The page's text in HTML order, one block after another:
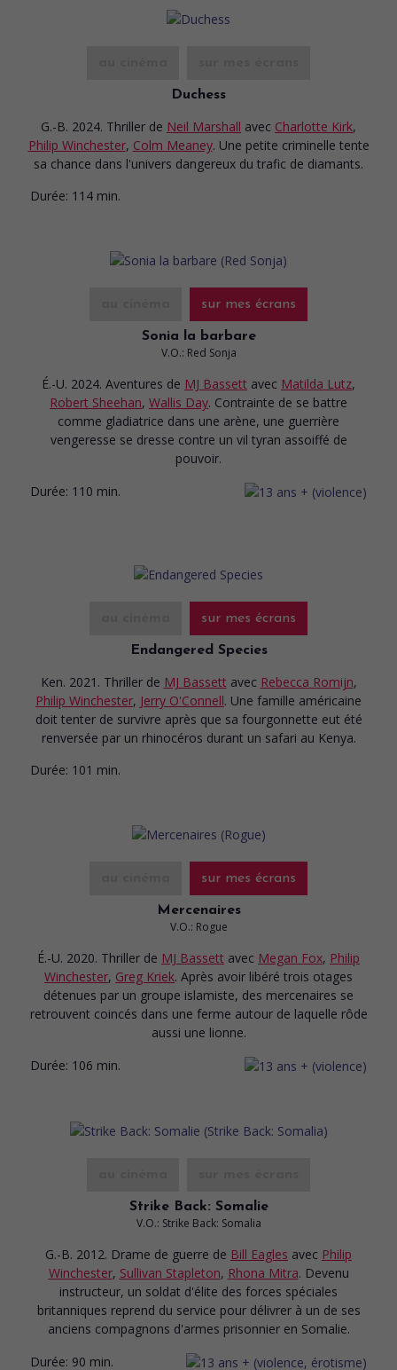
Duchess
G.-B. 2024. Thriller de Neil Marshall avec Charlotte Kirk,
Philip Winchester, Colm Meaney. Une petite criminelle tente
sa chance dans l'univers dangereux du trafic de diamants.
Durée: 114 min.
sur mes écrans
Sonia la barbare
V.O.: Red Sonja
É.-U. 2024. Aventures de MJ Bassett avec Matilda Lutz,
Robert Sheehan, Wallis Day. Contrainte de se battre
comme gladiatrice dans une arène, une guerrière
vengeresse se dresse contre un vil tyran assoiffé de
pouvoir.
Durée: 110 min.
sur mes écrans
Endangered Species
Ken. 2021. Thriller de MJ Bassett avec Rebecca Romijn,
Philip Winchester, Jerry O'Connell. Une famille américaine
doit tenter de survivre après que sa fourgonnette eut été
renversée par un rhinocéros durant un safari au Kenya.
Durée: 101 min.
sur mes écrans
Mercenaires
V.O.: Rogue
É.-U. 2020. Thriller de MJ Bassett avec Megan Fox, Philip
Winchester, Greg Kriek. Après avoir libéré trois otages
détenues par un groupe islamiste, des mercenaires se
retrouvent coincés dans une ferme autour de laquelle rôde
aussi une lionne.
Durée: 106 min.
Strike Back: Somalie
V.O.: Strike Back: Somalia
G.-B. 2012. Drame de guerre de Bill Eagles avec Philip
Winchester, Sullivan Stapleton, Rhona Mitra. Devenu
instructeur, un soldat d'élite des forces spéciales
britanniques reprend du service pour délivrer à un de ses
anciens compagnons d'armes prisonnier en Somalie.
Durée: 90 min.